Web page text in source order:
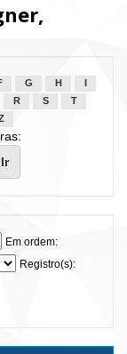
G H
R S
T
Em ordem:
Registro(s):